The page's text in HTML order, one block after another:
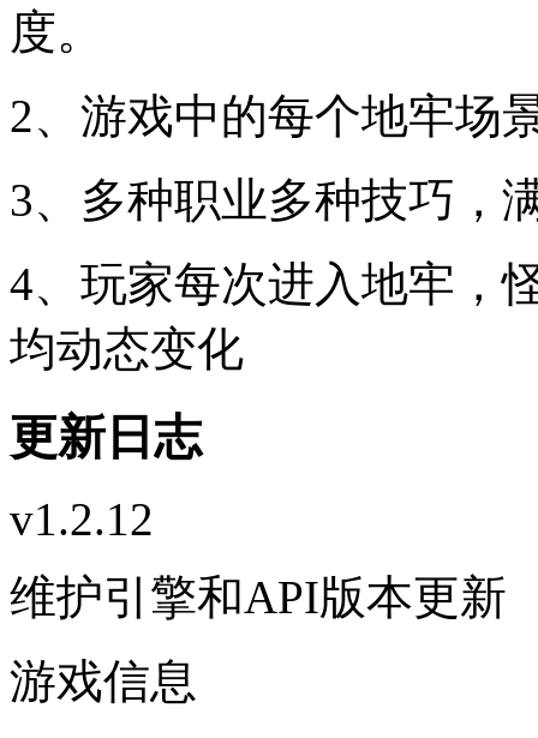
度。
2、游戏中的每个地牢场
3、多种职业多种技巧，
4、玩家每次进入地牢，
均动态变化
更新日志
v1.2.12
维护引擎和API版本更新
游戏信息